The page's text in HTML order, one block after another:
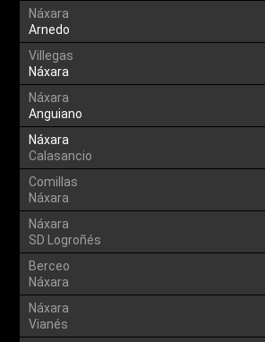
Náxara
Arnedo
Villegas
Náxara
Náxara
Anguiano
Náxara
Calasancio
Comillas
Náxara
Náxara
SD Logroñés
Berceo
Náxara
Náxara
Vianés